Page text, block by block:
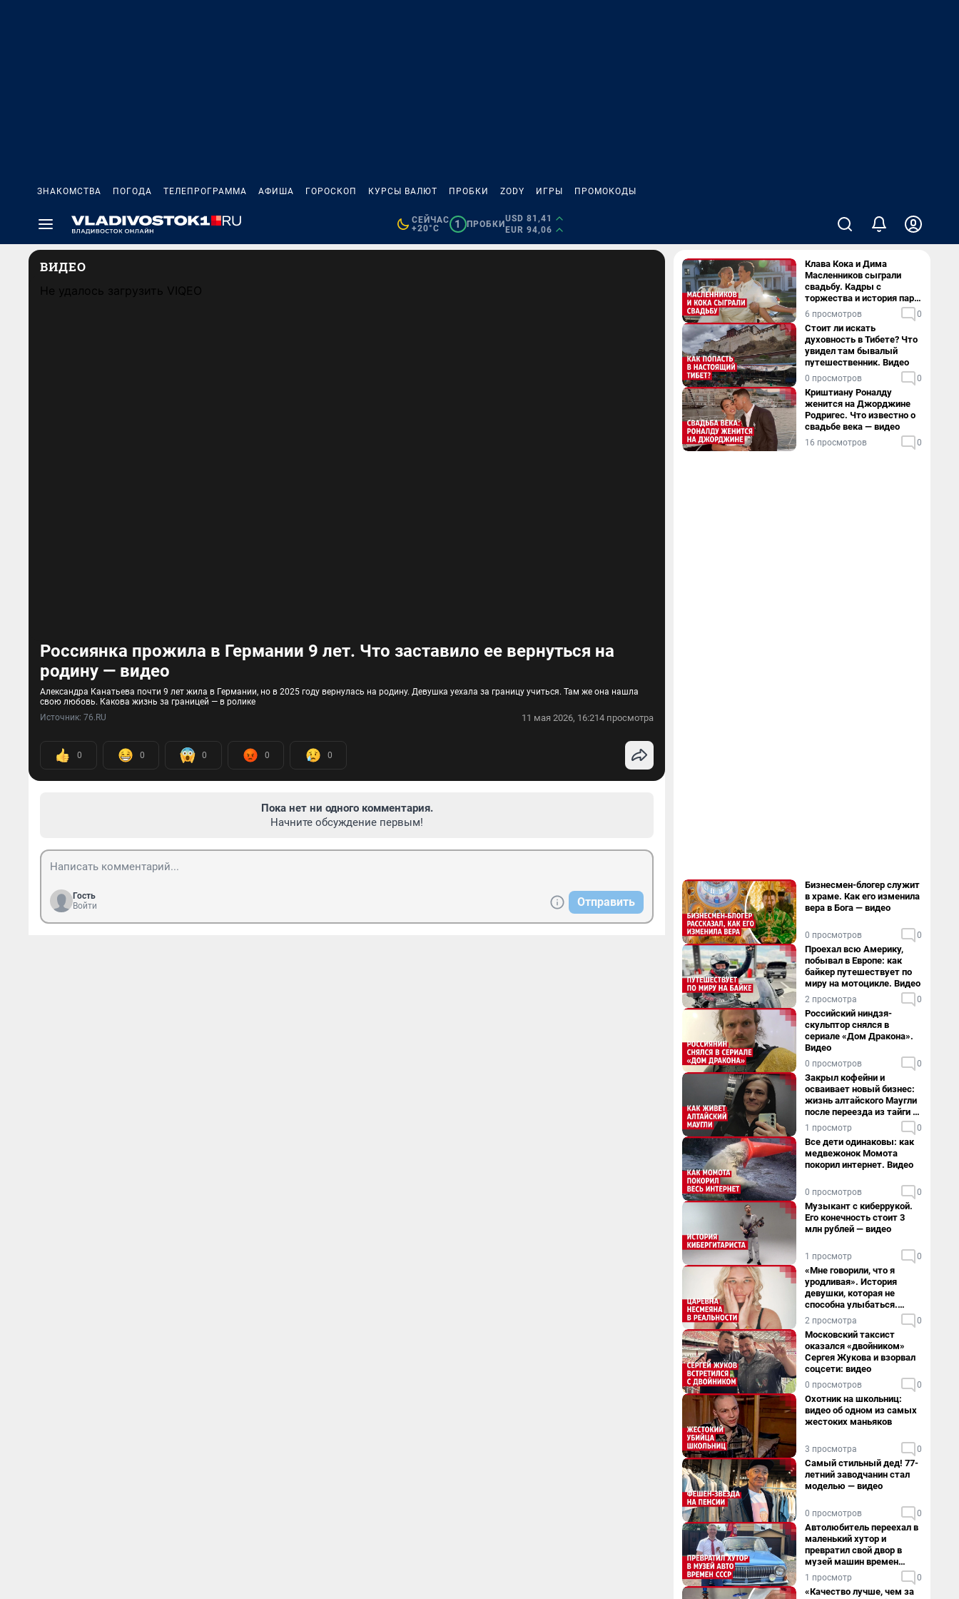
ЗНАКОМСТВА ПОГОДА ТЕЛЕПРОГРАММА АФИША ГОРОСКОП КУРСЫ ВАЛЮТ ПРОБКИ ZODY ИГРЫ ПРОМОКОДЫ
СЕЙЧАС
+20°C
1 ПРОБКИ
USD 81,41
EUR 94,06
ВИДЕО
Не удалось загрузить VIQEO
Россиянка прожила в Германии 9 лет. Что заставило ее вернуться на
родину — видео
Александра Канатьева почти 9 лет жила в Германии, но в 2025 году вернулась на родину. Девушка уехала за границу учиться. Там же она нашла
свою любовь. Какова жизнь за границей — в ролике
Источник: 76.RU 11 мая 2026, 16:214 просмотра
0 0 0 0 0
Пока нет ни одного комментария.
Начните обсуждение первым!
Гость
Войти
Отправить
Клава Кока и Дима
Масленников сыграли
свадьбу. Кадры с
торжества и история пары
— в видео
6 просмотров 0
Стоит ли искать
духовность в Тибете? Что
увидел там бывалый
путешественник. Видео
0 просмотров 0
Криштиану Роналду
женится на Джорджине
Родригес. Что известно о
свадьбе века — видео
16 просмотров 0
Бизнесмен-блогер служит
в храме. Как его изменила
вера в Бога — видео
0 просмотров 0
Проехал всю Америку,
побывал в Европе: как
байкер путешествует по
миру на мотоцикле. Видео
2 просмотра 0
Российский ниндзя-
скульптор снялся в
сериале «Дом Дракона».
Видео
0 просмотров 0
Закрыл кофейни и
осваивает новый бизнес:
жизнь алтайского Маугли
после переезда из тайги в
столицу
1 просмотр 0
Все дети одинаковы: как
медвежонок Момота
покорил интернет. Видео
0 просмотров 0
Музыкант с киберрукой.
Его конечность стоит 3
млн рублей — видео
1 просмотр 0
«Мне говорили, что я
уродливая». История
девушки, которая не
способна улыбаться.
Видео
2 просмотра 0
Московский таксист
оказался «двойником»
Сергея Жукова и взорвал
соцсети: видео
0 просмотров 0
Охотник на школьниц:
видео об одном из самых
жестоких маньяков
3 просмотра 0
Самый стильный дед! 77-
летний заводчанин стал
моделью — видео
0 просмотров 0
Автолюбитель переехал в
маленький хутор и
превратил свой двор в
музей машин времен
СССР. Видео
1 просмотр 0
«Качество лучше, чем за